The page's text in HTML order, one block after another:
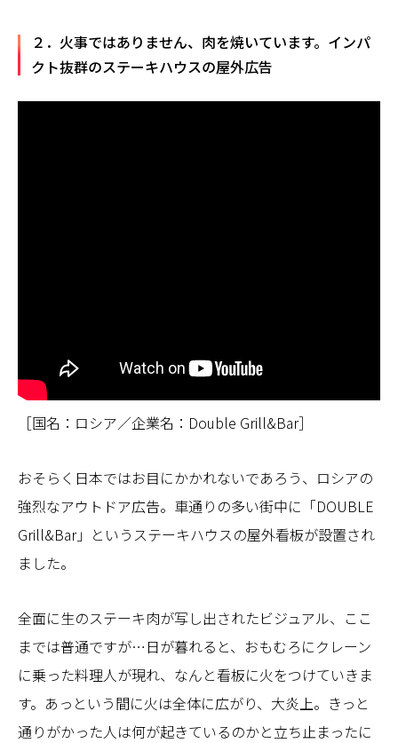
２．火事ではありません、肉を焼いています。インパ
クト抜群のステーキハウスの屋外広告
［国名：ロシア／企業名：Double Grill&Bar］
おそらく日本ではお目にかかれないであろう、ロシアの
強烈なアウトドア広告。車通りの多い街中に「DOUBLE
Grill&Bar」というステーキハウスの屋外看板が設置され
ました。
全面に生のステーキ肉が写し出されたビジュアル、ここ
までは普通ですが…日が暮れると、おもむろにクレーン
に乗った料理人が現れ、なんと看板に火をつけていきま
す。あっという間に火は全体に広がり、大炎上。きっと
通りがかった人は何が起きているのかと立ち止まったに